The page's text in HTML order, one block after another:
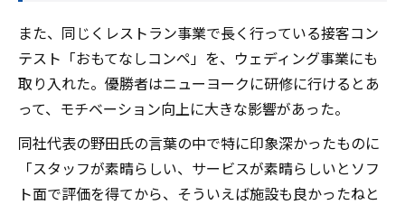
また、同じくレストラン事業で長く行っている接客コン
テスト「おもてなしコンペ」を、ウェディング事業にも
取り入れた。優勝者はニューヨークに研修に行けるとあ
って、モチベーション向上に大きな影響があった。
同社代表の野田氏の言葉の中で特に印象深かったものに
「スタッフが素晴らしい、サービスが素晴らしいとソフ
ト面で評価を得てから、そういえば施設も良かったねと